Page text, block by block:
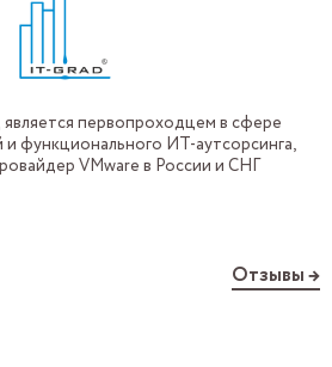
первопроходцем в сфере
и функционального ИТ-аутсорсинга,
VMware в России и СНГ
Отзывы →